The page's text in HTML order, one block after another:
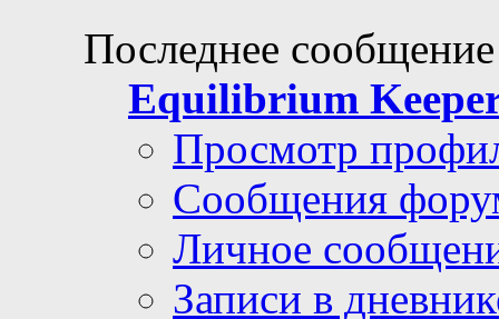
Последнее
Equilibrium
Просмотр
Сообщения
Личное
Записи в